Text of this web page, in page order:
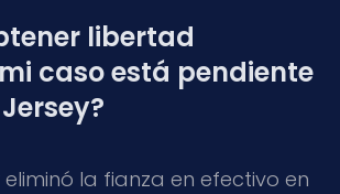
libertad
caso está pendiente
eliminó la fianza en efectivo en